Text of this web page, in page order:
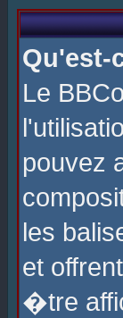
Qu'est-
Le
pouvez
les
et
�tre